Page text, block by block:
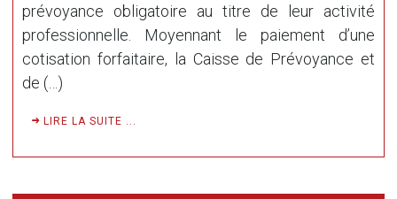
prévoyance obligatoire au titre de leur activité
professionnelle. Moyennant le paiement d’une
cotisation forfaitaire, la Caisse de Prévoyance et
de (…)
LIRE LA SUITE ...